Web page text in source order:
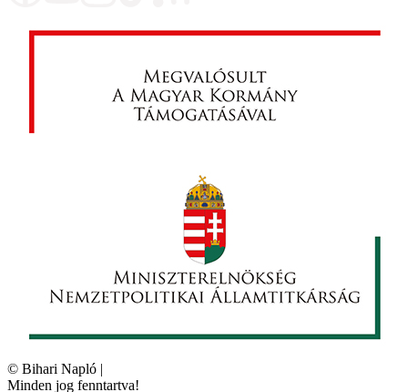
© Bihari Napló |
Minden jog fenntartva!